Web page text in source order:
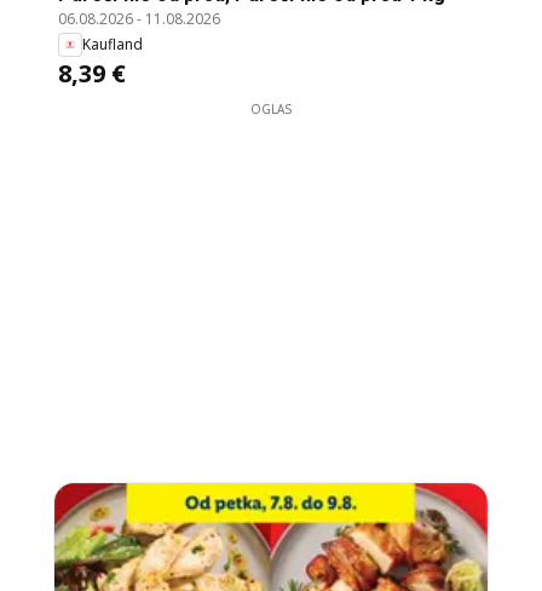
06.08.2026- 11.08.2026
Kaufland
8,39 €
OGLAS